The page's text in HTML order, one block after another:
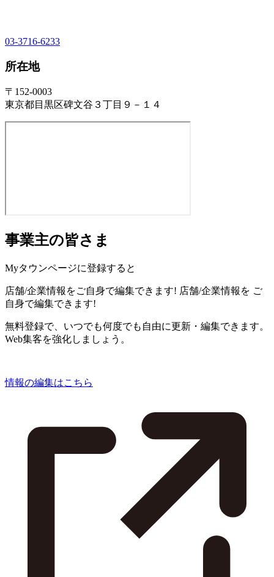
03-3716-6233
所在地
〒152-0003
東京都目黒区碑文谷３丁目９－１４
事業主の皆さま
Myタウンページに登録すると
店舗/企業情報をご自身で編集できます! 店舗/企業情報を ご
自身で編集できます!
無料登録で、いつでも何度でも自由に更新・編集できます。
Web集客を強化しましょう。
情報の編集はこちら